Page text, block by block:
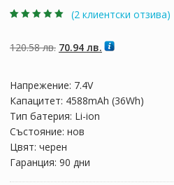
потребителски
оценки
(2 клиентски отзива)
120.58лв. Original
120.58 лв..
70.94 лв.Текущата
Напрежение: 7.4V
Капацитет: 4588mAh (36Wh)
Тип батерия: Li-ion
Състояние: нов
Цвят: черен
Гаранция: 90 дни